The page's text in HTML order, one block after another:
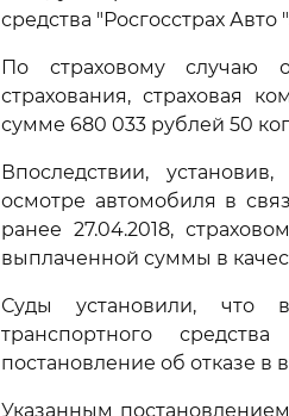
средства "Росгосстрах Авто
По страховому случаю
страхования, страховая
сумме 680 033 рублей 50
Впоследствии,
осмотре автомобиля в
ранее 27.04.2018,
выплаченной суммы в
Суды установили, что
транспортного
постановление об отказе в
Указанным